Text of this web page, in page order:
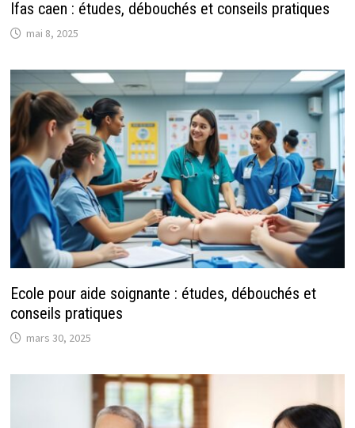
Ifas caen : études, débouchés et conseils pratiques
mai 8, 2025
Ecole pour aide soignante : études, débouchés et
conseils pratiques
mars 30, 2025